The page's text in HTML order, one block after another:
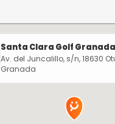
Santa Clara Golf Granada
Av. del Juncalillo, s/n, 18630
Granada